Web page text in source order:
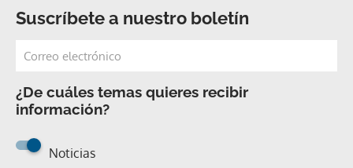
Suscríbete a nuestro boletín
¿De cuáles temas quieres recibir
información?
Noticias